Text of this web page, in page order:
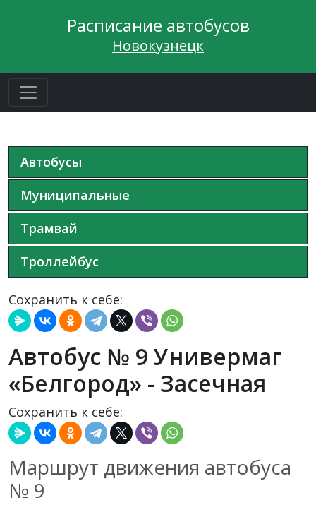
Расписание автобусов
Новокузнецк
Сохранить к себе:
Автобус № 9 Универмаг
«Белгород» - Засечная
Сохранить к себе:
Маршрут движения автобуса
№ 9
Автобусы
Муниципальные
Трамвай
Троллейбус